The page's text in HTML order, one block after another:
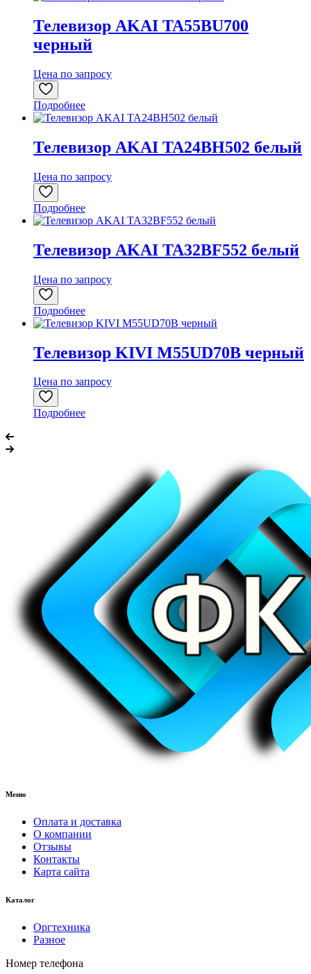
Телевизор AKAI TA55BU700
черный
Цена по запросу
Подробнее
Телевизор AKAI TA24BH502 белый
Цена по запросу
Подробнее
Телевизор AKAI TA32BF552 белый
Цена по запросу
Подробнее
Телевизор KIVI M55UD70B черный
Цена по запросу
Подробнее
Меню
Оплата и доставка
О компании
Отзывы
Контакты
Карта сайта
Каталог
Оргтехника
Разное
Номер телефона